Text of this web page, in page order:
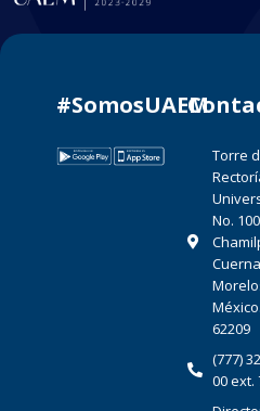
#SomosUAEM
Torre
No.
62209
(777)
00 ext.